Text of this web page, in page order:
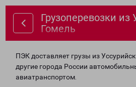
Грузоперевозки из
Гомель
ПЭК доставляет грузы из
другие города России
авиатранспортом.